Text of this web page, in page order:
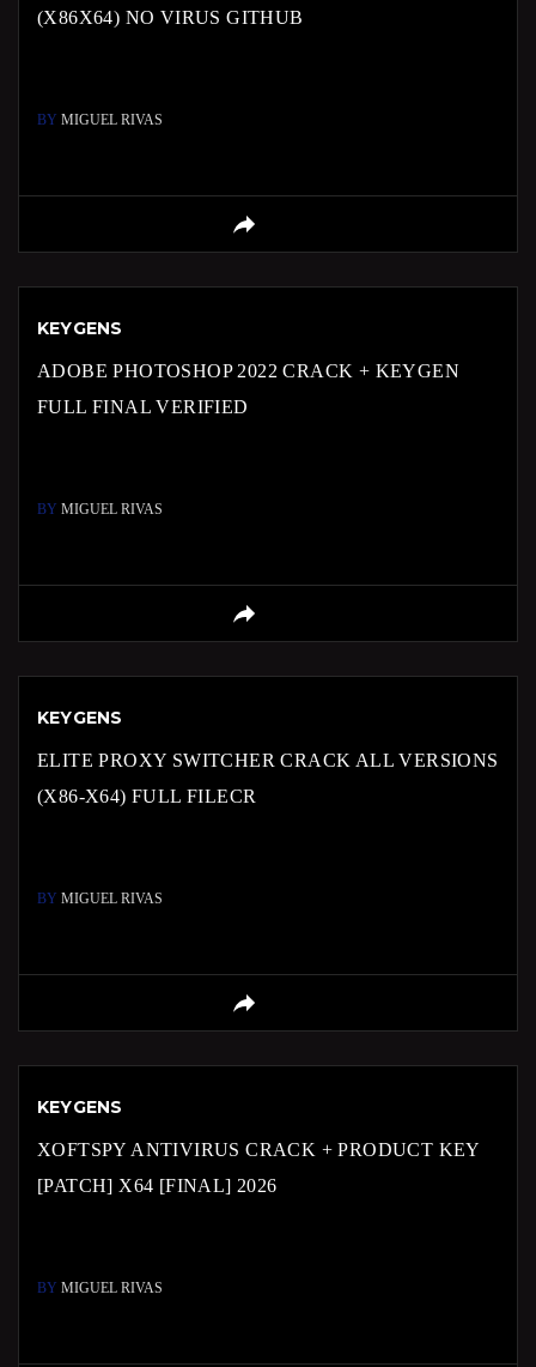
(X86X64) NO VIRUS GITHUB
BY MIGUEL RIVAS
KEYGENS
ADOBE PHOTOSHOP 2022 CRACK + KEYGEN
FULL FINAL VERIFIED
BY MIGUEL RIVAS
KEYGENS
ELITE PROXY SWITCHER CRACK ALL VERSIONS
(X86-X64) FULL FILECR
BY MIGUEL RIVAS
KEYGENS
XOFTSPY ANTIVIRUS CRACK + PRODUCT KEY
[PATCH] X64 [FINAL] 2026
BY MIGUEL RIVAS